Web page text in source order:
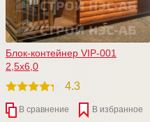
Блок-контейнер VIP-001
2,5х6,0
4.3
В сравнение В избранное